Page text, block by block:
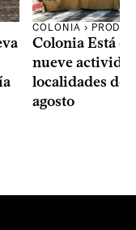
COLONIA ›
Colonia Está
nueve
localidades del
agosto